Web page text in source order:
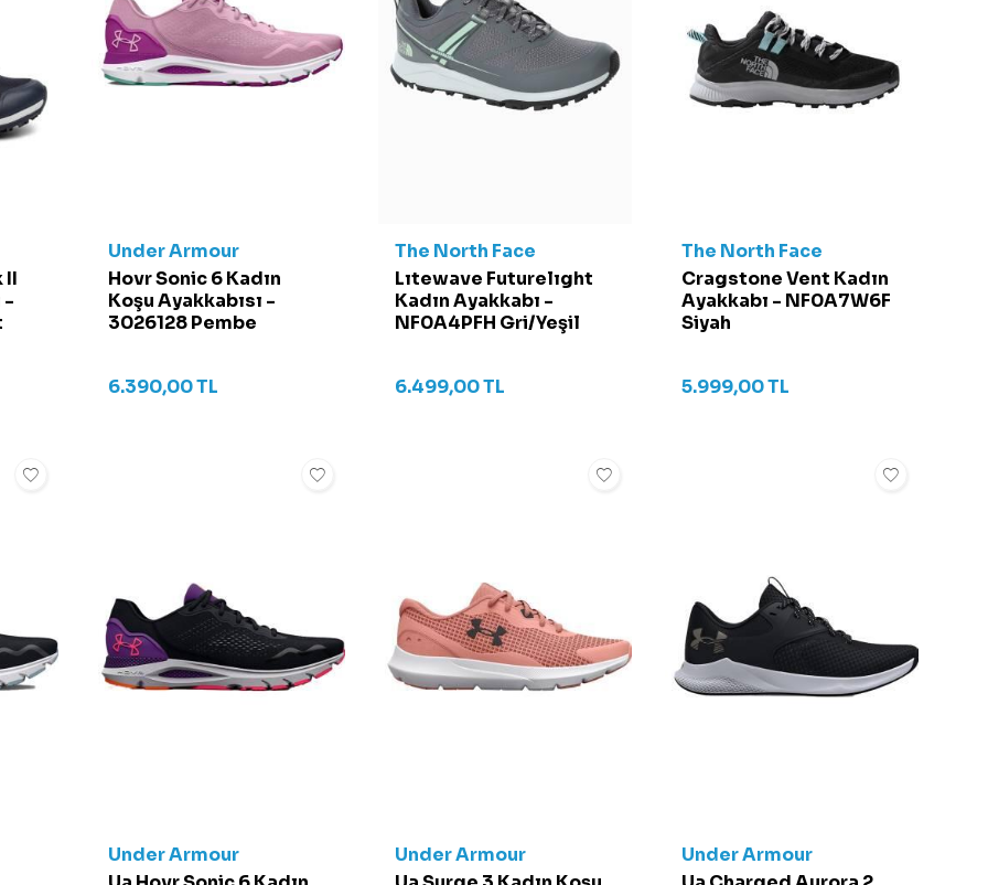
II
-
Under Armour
Hovr Sonic 6 Kadın
Koşu Ayakkabısı -
3026128 Pembe
6.390,00TL
The North Face
Lıtewave Futurelıght
Kadın Ayakkabı -
NF0A4PFH Gri/Yeşil
6.499,00TL
The North Face
Cragstone Vent Kadın
Ayakkabı - NF0A7W6F
Siyah
5.999,00TL
Under Armour
Under Armour
Under Armour